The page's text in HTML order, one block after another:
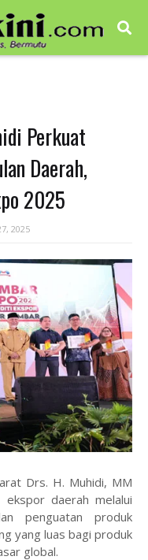
Perkuat
Daerah,
2025
2025
Drs. H. Muhidi, MM
daerah melalui
penguatan produk
yang luas bagi produk
global.